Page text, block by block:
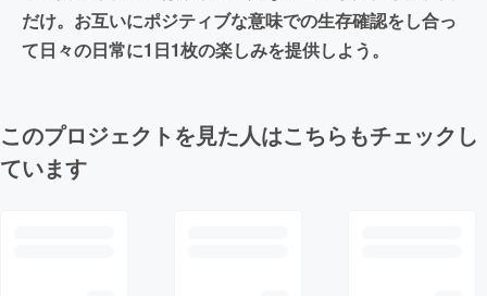
だけ。お互いにポジティブな意味での生存確認をし合っ
て日々の日常に1日1枚の楽しみを提供しよう。
このプロジェクトを見た人はこちらもチェックし
ています